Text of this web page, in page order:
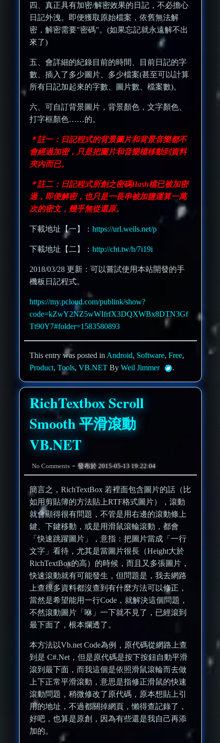
四、真正具有加密/解密效果的日記，不必擔心
日記外洩。即便獲取原始檔案，依舊無法解
密，解密需要"密碼"。(如果忘記就永遠解不出
來了)
五、會詳細的紀錄目前的時間、目前日記的字
數、插入了多少圖片、多少檔案(甚至可以計算
所有日記加起來的字數、圖片數、檔案數)。
六、可自訂背景圖片，背景顏色，文字顏色、
打字框顏色……的。
＊註一：日記程式的背景圖片和背景音樂都不
會經過加密，只是把圖片和音樂檔移動到資料
夾內而已。
＊註二：日記程式所創之密碼Hash檔已被加密
過，即便解密，也只是一長串被加鹽運算一萬
次的密文，幾乎無從還原。
下載地址【一】：https://url.weils.net/p
下載地址【二】：http://cht.tw/h/7i19i
2018/03/28 更新：可以嘗試使用本站開發的手
機板日記程式。
https://my.pcloud.com/publink/show?
code=kZwY2NZ5wWIfrfX3DQXWBx8DTN3Gf
Tt90Y7#folder=1583580893
This entry was posted in Android, Software,Free,
Product,Tools,VB.NET ByWeil Jimmer .
RichTextbox Scroll
Smooth 平滑滾動
VB.NET
No Comments -發布於2015-05-13 19:22:04
簡言之，RichTextBox 若裡面包含圖片的話（比
如用剪貼簿的方法貼上RTF格式圖片），滾動
就會顯得很有問題，不管是用右邊的滾動條上
鍵、下鍵移動，或是用滑鼠滾輪滾動，都會
「快速跳躍圖片」，意指：把圖片當成「一行
文字」看待，尤其是當圖片很長（Height大於
RichTextBox的高）的時候，而且又多張圖片，
快速滾動就有可能發生，但問題是，我去網路
上查很多資料都沒查到有什麼方法可以修正，
當然是希望能用一行Code，就解決這個問題，
不然滾動圖片「咻」一下就不見了，已經滾到
最下面了，根本爛透了。
本方法以Vb.net Code為例，原代碼從網路上查
到是 C#.Net，但是原代碼是按下按鈕自動平滑
滾到最下面，而我這個是依照滑鼠滾輪而去做
上下正常平滑滾動，意思是指修正滑鼠的快速
滾動問題，稍微修改了原代碼，原本想貼上引
用的地址，不過都關掉網頁，懶得查記錄了，
好吧，也算是原創，因為有些還是我自己再添
加的。